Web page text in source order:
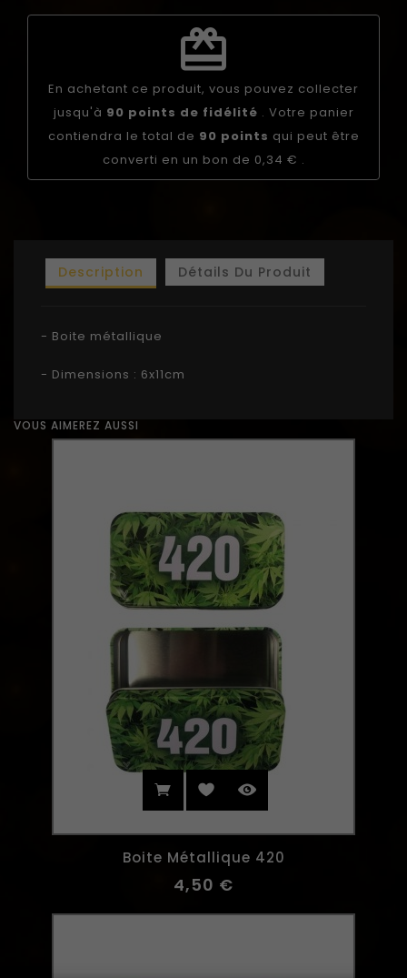
redeem
En achetant ce produit, vous pouvez collecter
jusqu'à 90 points de fidélité . Votre panier
contiendra le total de 90 points qui peut être
converti en un bon de 0,34 € .
Description Détails Du Produit
- Boite métallique
- Dimensions : 6x11cm
VOUS AIMEREZ AUSSI
Boite Métallique 420
4,50 €